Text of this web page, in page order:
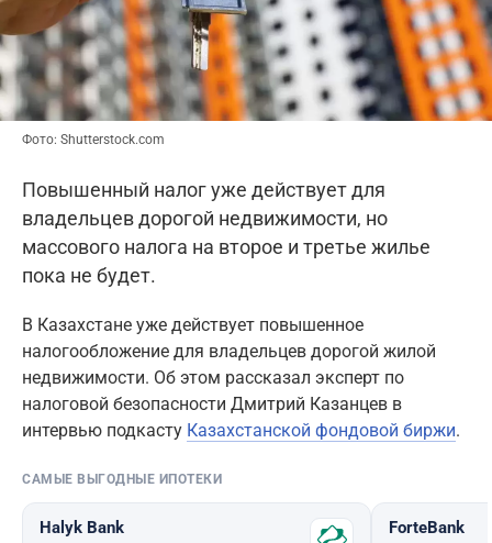
Фото: Shutterstock.com
Повышенный налог уже действует для
владельцев дорогой недвижимости, но
массового налога на второе и третье жилье
пока не будет.
В Казахстане уже действует повышенное
налогообложение для владельцев дорогой жилой
недвижимости. Об этом рассказал эксперт по
налоговой безопасности Дмитрий Казанцев в
интервью подкасту Казахстанской фондовой биржи.
САМЫЕ ВЫГОДНЫЕ ИПОТЕКИ
Halyk Bank ForteBank